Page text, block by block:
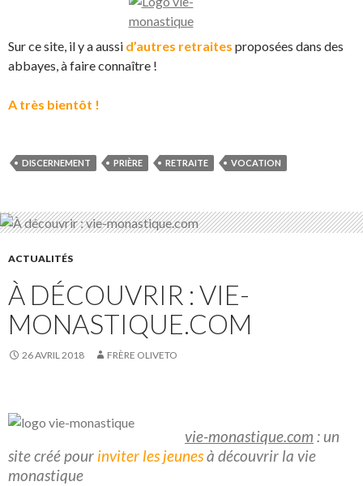
Sur ce site, il y a aussi d’autres retraites proposées dans des
abbayes, à faire connaître !
A très bientôt !
DISCERNEMENT PRIÈRE RETRAITE VOCATION
ACTUALITÉS
À DÉCOUVRIR : VIE-
MONASTIQUE.COM
26 AVRIL 2018 FRÈRE OLIVETO
vie-monastique.com : un
site créé pour inviter les jeunesà découvrir la vie
monastique